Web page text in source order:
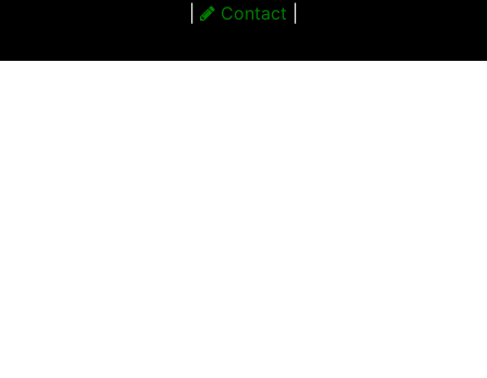
Contact